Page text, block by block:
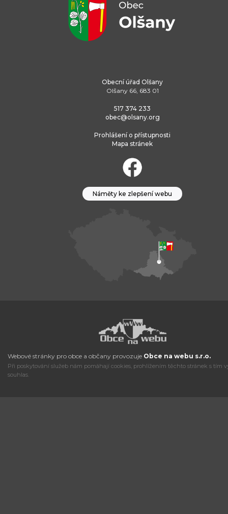
Obecní úřad Olšany
Olšany 66, 683 01
517 374 233
obec@olsany.org
Prohlášení o přístupnosti
Mapa stránek
Náměty ke zlepšení webu
Webové stránky pro obce a občany provozuje Obce na webu s.r.o.
Při poskytování služeb nám pomáhají cookies, prohlížením těchto stránek s tím
souhlas.